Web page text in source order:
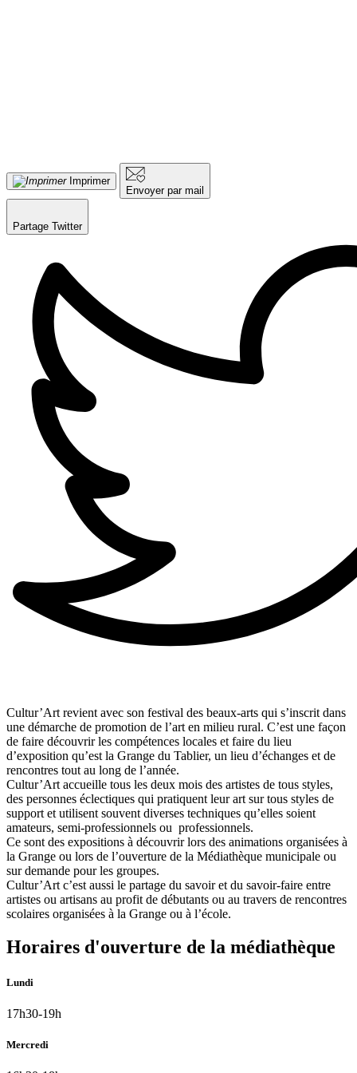
Imprimer
Envoyer par mail
Partage Twitter
Cultur’Art revient avec son festival des beaux-arts qui s’inscrit dans
une démarche de promotion de l’art en milieu rural. C’est une façon
de faire découvrir les compétences locales et faire du lieu
d’exposition qu’est la Grange du Tablier, un lieu d’échanges et de
rencontres tout au long de l’année.
Cultur’Art accueille tous les deux mois des artistes de tous styles,
des personnes éclectiques qui pratiquent leur art sur tous styles de
support et utilisent souvent diverses techniques qu’elles soient
amateurs, semi-professionnels ou professionnels.
Ce sont des expositions à découvrir lors des animations organisées à
la Grange ou lors de l’ouverture de la Médiathèque municipale ou
sur demande pour les groupes.
Cultur’Art c’est aussi le partage du savoir et du savoir-faire entre
artistes ou artisans au profit de débutants ou au travers de rencontres
scolaires organisées à la Grange ou à l’école.
Horaires d'ouverture de la médiathèque
Lundi
17h30-19h
Mercredi